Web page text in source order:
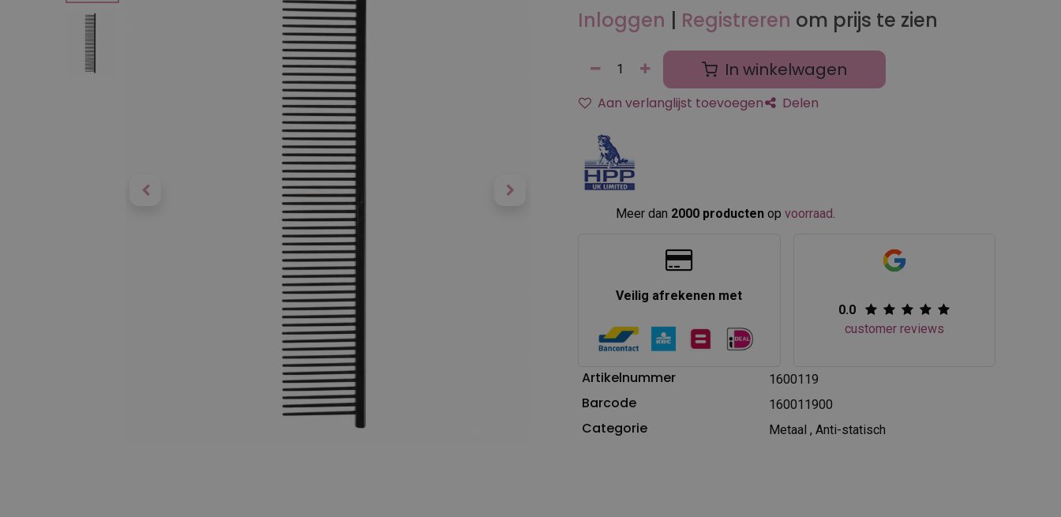
Inloggen | Registreren om prijs te zien
In winkelwagen
Aan verlanglijst toevoegen Delen
Meer dan 2000 producten op voorraad
Veilig afrekenen met
0.0
customer reviews
Artikelnummer 1600119
Barcode 160011900
Categorie Metaal , Anti-statisch